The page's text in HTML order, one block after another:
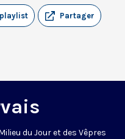
Partager
du Jour et des Vêpres